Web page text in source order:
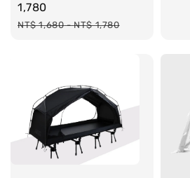
price
1,780
Regular
NT$ 1,680-NT$ 1,780